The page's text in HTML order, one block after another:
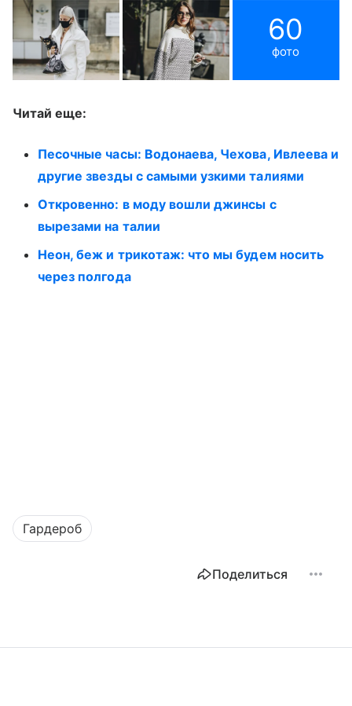
60
фото
Читай еще:
Песочные часы: Водонаева, Чехова, Ивлеева и
другие звезды с самыми узкими талиями
Откровенно: в моду вошли джинсы с
вырезами на талии
Неон, беж и трикотаж: что мы будем носить
через полгода
Гардероб
Поделиться